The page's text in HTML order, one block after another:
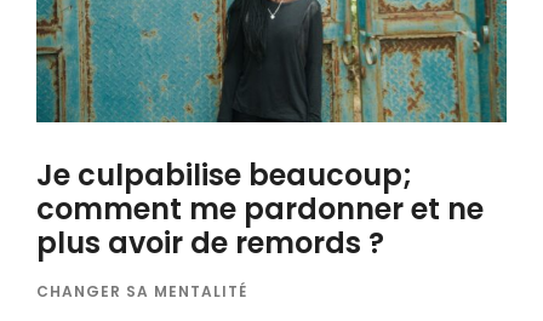
Je culpabilise beaucoup;
comment me pardonner et ne
plus avoir de remords ?
CHANGER SA MENTALITÉ